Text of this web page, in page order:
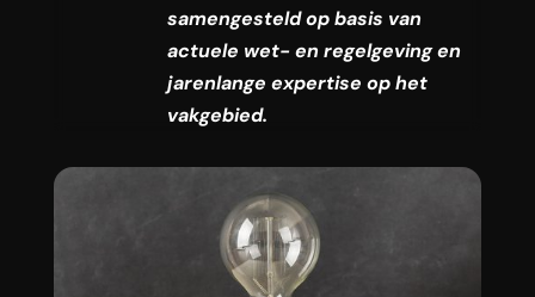
samengesteld op basis van
actuele wet- en regelgeving en
jarenlange expertise op het
vakgebied.